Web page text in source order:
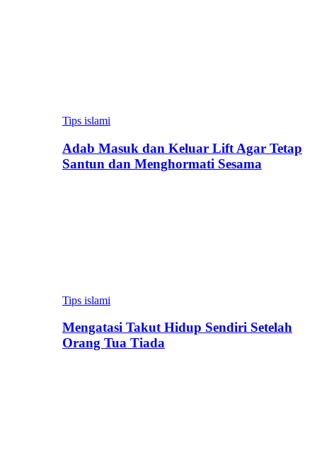
Tips islami
Adab Masuk dan Keluar Lift Agar Tetap
Santun dan Menghormati Sesama
Tips islami
Mengatasi Takut Hidup Sendiri Setelah
Orang Tua Tiada